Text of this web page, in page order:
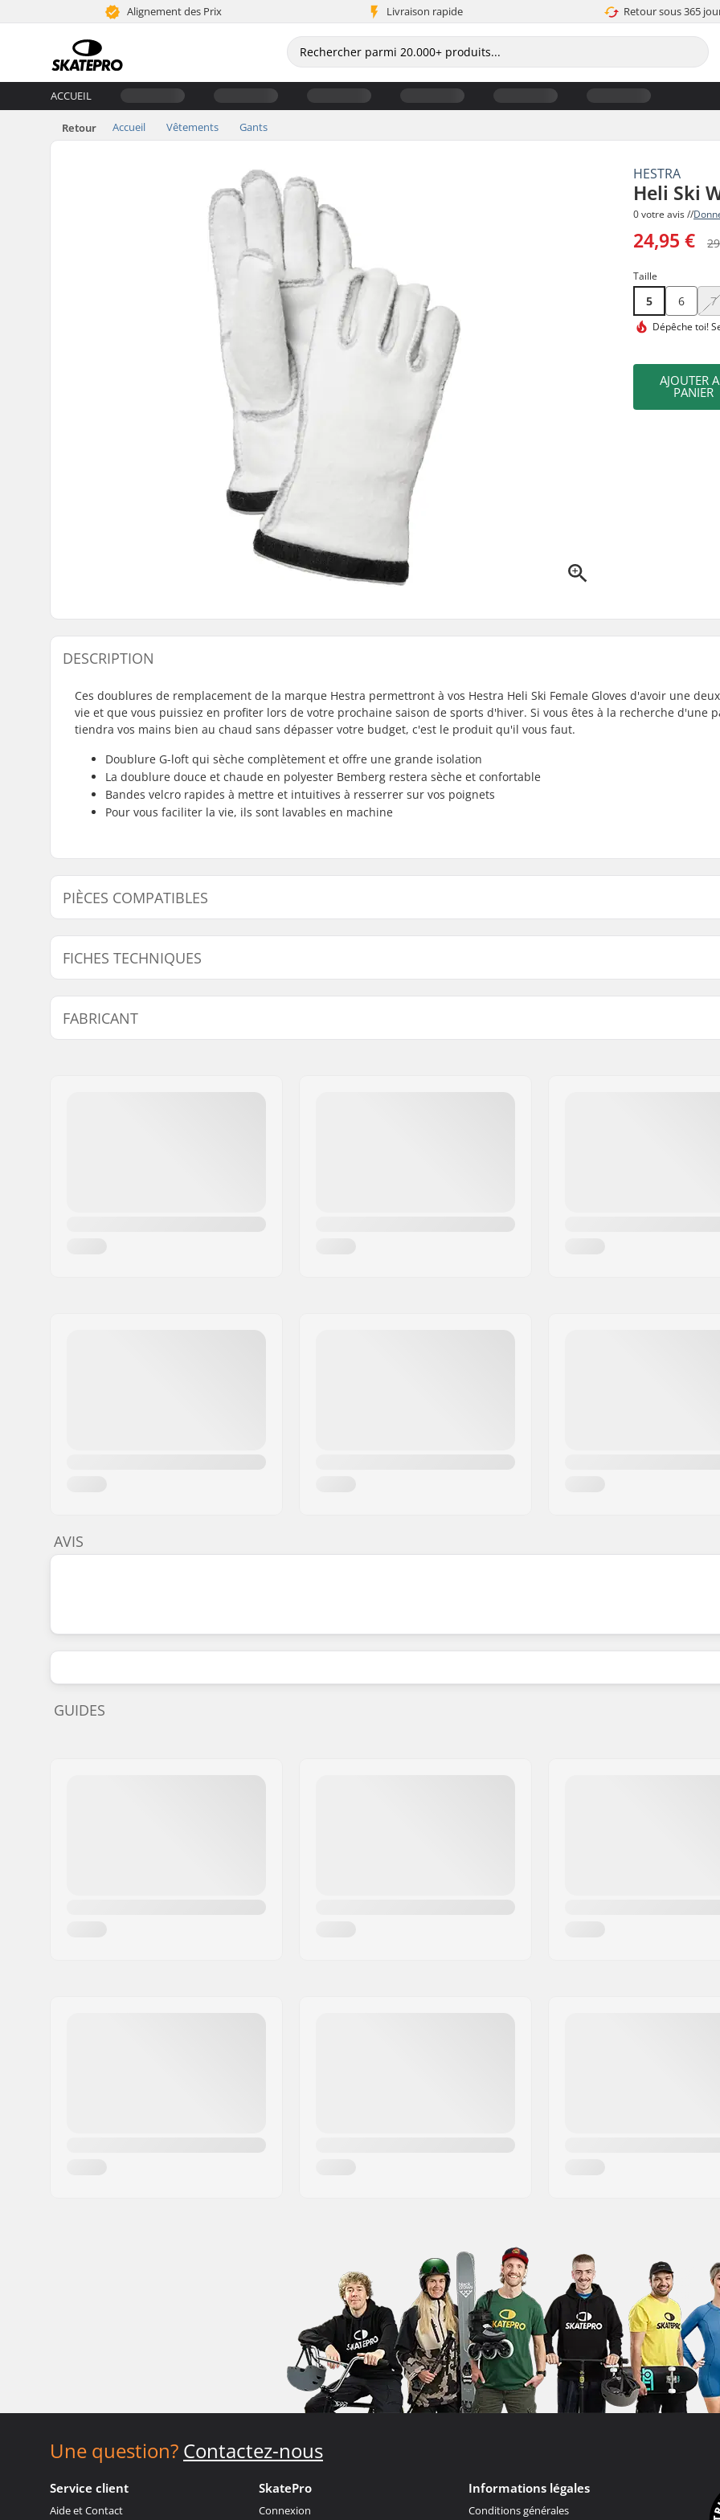
Alignement des Prix Livraison rapide Retour sous 365
ACCUEIL
Retour Accueil Vêtements Gants
HESTRA
Heli Ski
0 votre avis //
24,95 €
Taille
5 6 7
Dépêche toi!
AJOUTER
PANIER
DESCRIPTION
Ces doublures de remplacement de la marque Hestra permettront à vos Hestra Heli Ski Female Gloves d'avoir une
vie et que vous puissiez en profiter lors de votre prochaine saison de sports d'hiver. Si vous êtes à la recherche d'une
tiendra vos mains bien au chaud sans dépasser votre budget, c'est le produit qu'il vous faut.
Doublure G-loft qui sèche complètement et offre une grande isolation
La doublure douce et chaude en polyester Bemberg restera sèche et confortable
Bandes velcro rapides à mettre et intuitives à resserrer sur vos poignets
Pour vous faciliter la vie, ils sont lavables en machine
PIÈCES COMPATIBLES
Trouvez des produits compatibles avec Hestra Heli Ski Women 5 Finger Revêtement:
FICHES TECHNIQUES
Forme :
5 Doigts
Revêtement :
Spécifications Supplémentaires :
Lavable en machine
Activité:
Sexe:
FABRICANT
AVIS
GUIDES
Une question? Contactez-nous
Service client
Aide et Contact
SkatePro
Connexion
Informations légales
Conditions générales